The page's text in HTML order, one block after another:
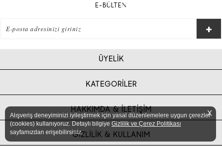
E-BÜLTEN
ÜYELİK
KATEGORİLER
HAKKIMDA & İLETİŞİM
GİZLİLİK & KULLANIM
Alışveriş deneyiminizi iyileştirmek için yasal düzenlemelere uygun çerezler
(cookies) kullanıyoruz. Detaylı bilgiye Gizlilik ve Çerez Politikası
sayfamızdan erişebilirsiniz.
X